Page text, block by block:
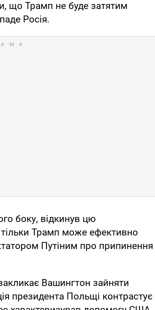
що Трамп не буде затятим
Росія.
боку, відкинув цю
тільки Трамп може ефективно
Путіним про припинення
Вашингтон зайняти
президента Польщі контрастує